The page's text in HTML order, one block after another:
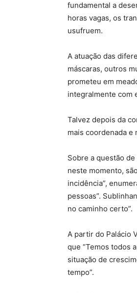
fundamental a
horas vagas, os
usufruem.
A atuação das
máscaras, outros
prometeu em
integralmente com
Talvez depois da
mais coordenada e
Sobre a questão
neste momento,
incidência”,
pessoas”.
no caminho certo”.
A partir do Palácio
que “Temos todos
situação de
tempo”.